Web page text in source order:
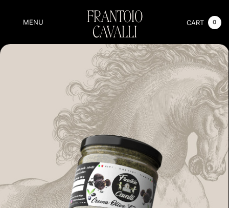
MENU CART 0
FRANTOIO
CAVALLI